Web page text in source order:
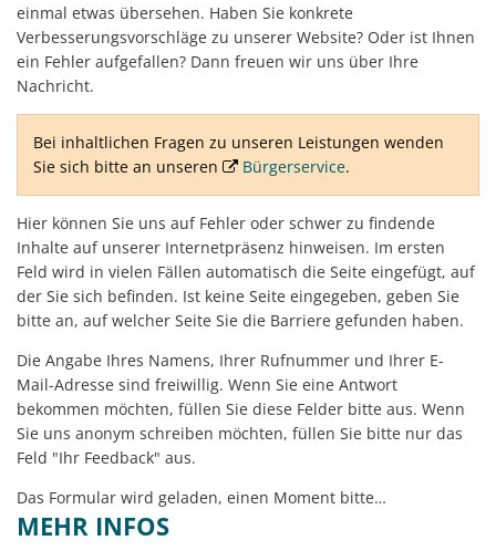
einmal etwas übersehen. Haben Sie konkrete
Verbesserungsvorschläge zu unserer Website? Oder ist Ihnen
ein Fehler aufgefallen? Dann freuen wir uns über Ihre
Nachricht.
Bei inhaltlichen Fragen zu unseren Leistungen wenden
Sie sich bitte an unseren
Bürgerservice.
Hier können Sie uns auf Fehler oder schwer zu findende
Inhalte auf unserer Internetpräsenz hinweisen. Im ersten
Feld wird in vielen Fällen automatisch die Seite eingefügt, auf
der Sie sich befinden. Ist keine Seite eingegeben, geben Sie
bitte an, auf welcher Seite Sie die Barriere gefunden haben.
Die Angabe Ihres Namens, Ihrer Rufnummer und Ihrer E-
Mail-Adresse sind freiwillig. Wenn Sie eine Antwort
bekommen möchten, füllen Sie diese Felder bitte aus. Wenn
Sie uns anonym schreiben möchten, füllen Sie bitte nur das
Feld "Ihr Feedback" aus.
Das Formular wird geladen, einen Moment bitte…
MEHR INFOS